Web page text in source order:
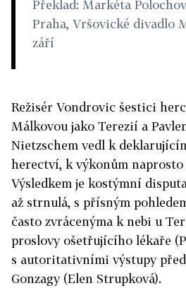
Překlad: Markéta
Praha, Vršovické divadlo
září
Režisér Vondrovic šestici
Málkovou jako Terezií a
Nietzschem vedl k
herectví, k výkonům naprosto
Výsledkem je kostýmní
až strnulá, s přísným
často zvrácenýma k nebi u
proslovy ošetřujícího lékaře
s autoritativními výstupy
Gonzagy (Elen Strupková).